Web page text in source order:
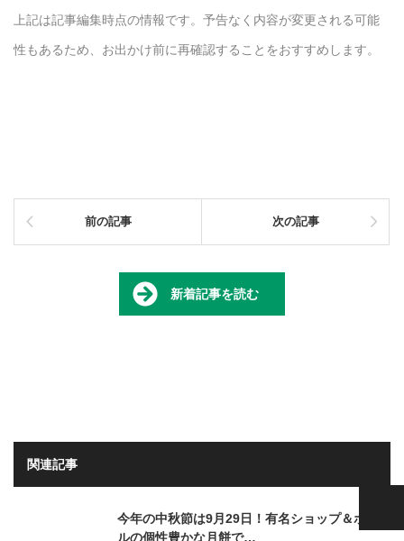
上記は記事編集時点の情報です。予告なく内容が変更される可能
性もあるため、お出かけ前に再確認することをおすすめします。
前の記事 次の記事
新着記事を読む
関連記事
今年の中秋節は9月29日！有名ショップ＆ホテ
ルの個性豊かな月餅で…
PAGE TOP